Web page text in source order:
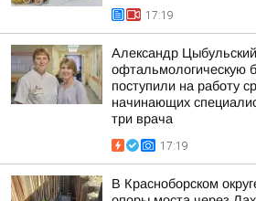
17:19
Александр
офтальмологическую
поступили на работу
начинающих
три врача
17:19
В Красноборском